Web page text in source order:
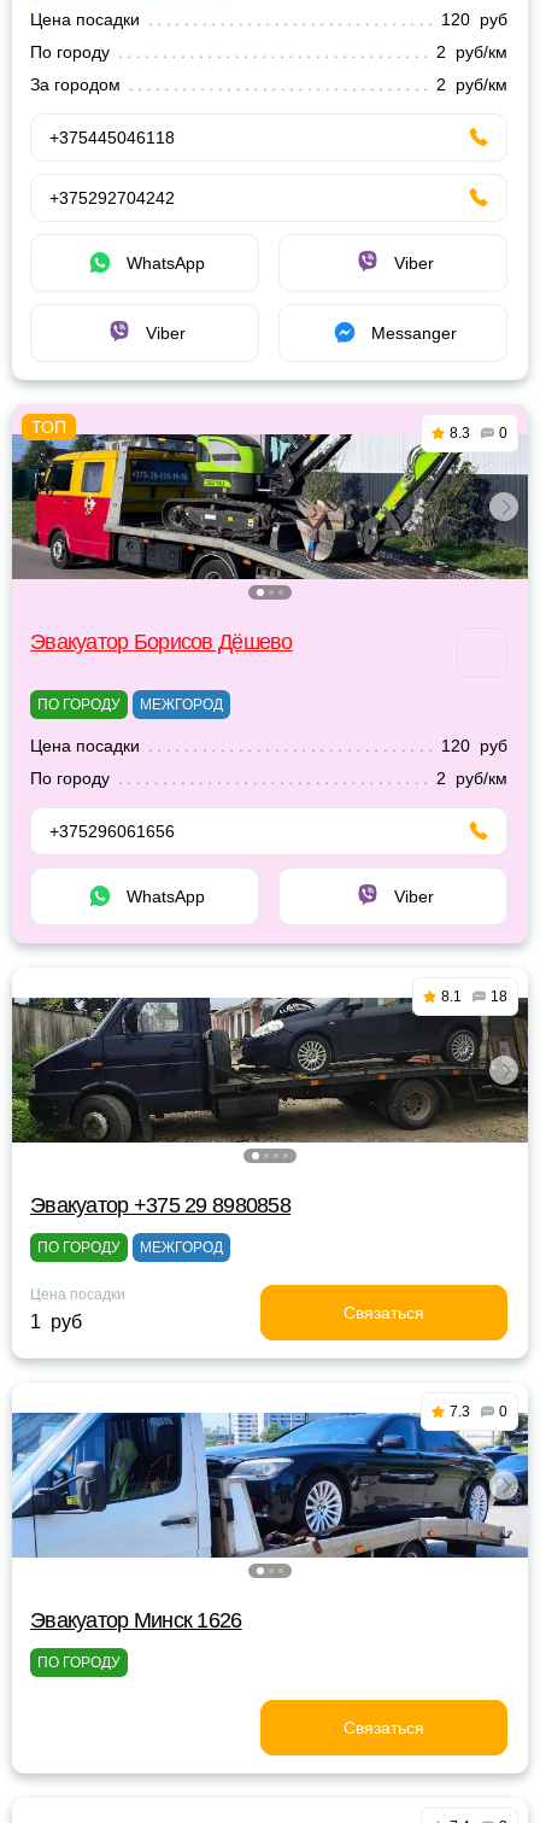
Цена посадки
120 руб
По городу
2 руб/км
За городом
2 руб/км
+375445046118
+375292704242
WhatsApp Viber
Viber Messanger
8.3 0
Эвакуатор Борисов Дёшево
ПО ГОРОДУ МЕЖГОРОД
Цена посадки
120 руб
По городу
2 руб/км
+375296061656
WhatsApp Viber
8.1 18
Эвакуатор +375 29 8980858
ПО ГОРОДУ МЕЖГОРОД
Цена посадки
1 руб Связаться
7.3 0
Эвакуатор Минск 1626
ПО ГОРОДУ
Связаться